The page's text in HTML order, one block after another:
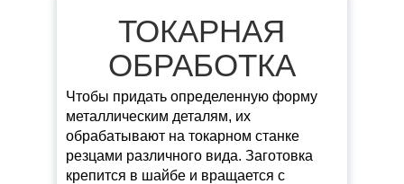
ТОКАРНАЯ
ОБРАБОТКА
Чтобы придать определенную форму
металлическим деталям, их
обрабатывают на токарном станке
резцами различного вида. Заготовка
крепится в шайбе и вращается с